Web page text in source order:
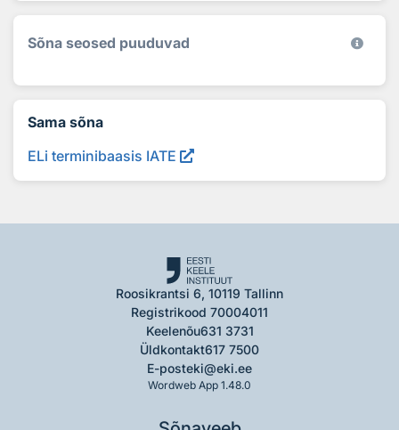
Sõna seosed puuduvad
Sama sõna
ELi terminibaasis IATE
Roosikrantsi 6, 10119 Tallinn
Registrikood 70004011
Keelenõu631 3731
Üldkontakt617 7500
E-posteki@eki.ee
Wordweb App 1.48.0